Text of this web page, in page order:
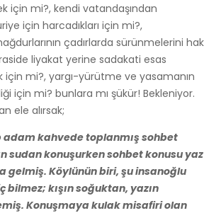
için mi?, kendi vatandaşından
için harcadıkları için mi?,
çadırlarda sürünmelerini hak
liyakat yerine sadakati esas
için mi?, yargı-yürütme ve yasamanın
için mi? bunlara mı şükür! Bekleniyor.
ele alırsak;
kahvede toplanmış sohbet
sudan konuşurken sohbet konusu yaz
gelmiş. Köylünün biri, şu insanoğlu
kışın soğuktan, yazın
Konuşmaya kulak misafiri olan